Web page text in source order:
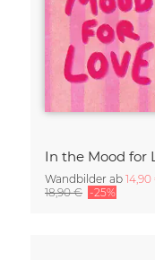
Wandbilder ab
18,90 € -25%